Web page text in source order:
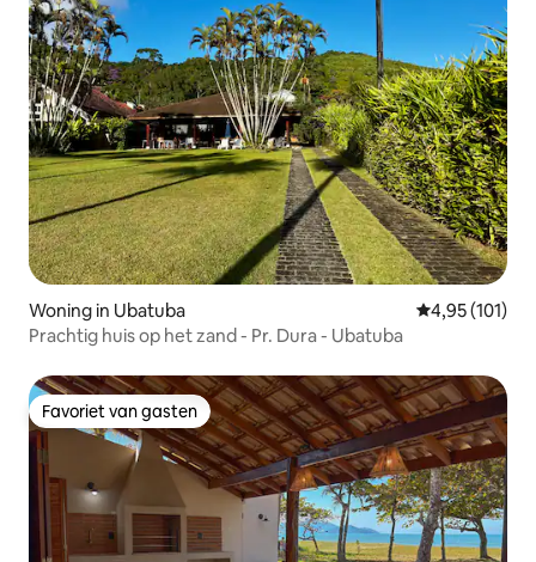
Woning in Ubatuba Gemiddelde
4,95 (101)
Prachtig huis op het zand - Pr. Dura - Ubatuba
Favoriet van gasten
Favoriet van gasten